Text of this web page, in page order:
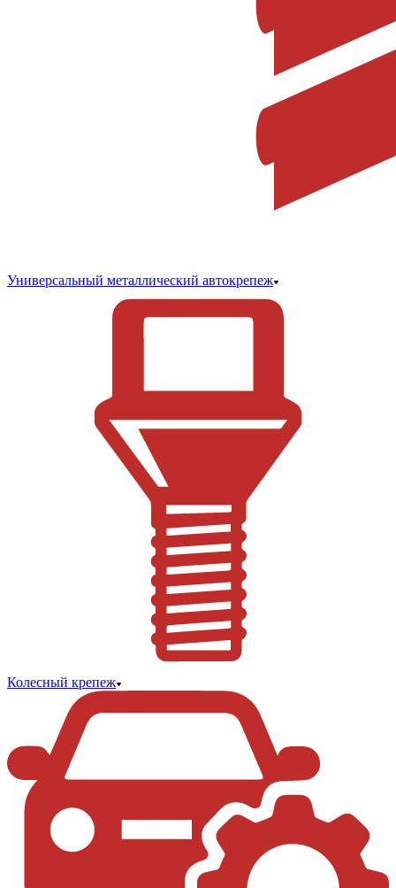
Универсальный металлический автокрепеж
Колесный крепеж